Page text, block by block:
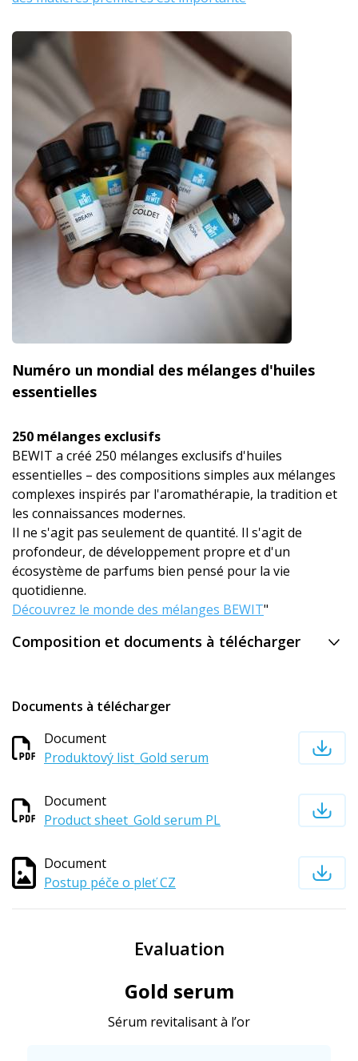
Numéro un mondial des mélanges d'huiles
essentielles
250 mélanges exclusifs
BEWIT a créé 250 mélanges exclusifs d'huiles
essentielles – des compositions simples aux mélanges
complexes inspirés par l'aromathérapie, la tradition et
les connaissances modernes.
Il ne s'agit pas seulement de quantité. Il s'agit de
profondeur, de développement propre et d'un
écosystème de parfums bien pensé pour la vie
quotidienne.
Découvrez le monde des mélanges BEWIT"
Composition et documents à télécharger
Documents à télécharger
Document
Produktový list_Gold serum
Document
Product sheet_Gold serum PL
Document
Postup péče o pleť CZ
Evaluation
Gold serum
Sérum revitalisant à l’or